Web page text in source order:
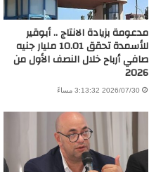
مدعومة بزيادة الانتاج .. أبوقير
للأسمدة تحقق 10.01 مليار جنيه
صافي أرباح خلال النصف الأول من
2026
2026/07/30 3:13:32 مساءً